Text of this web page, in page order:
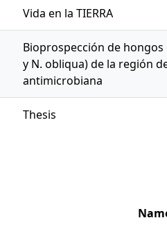
Vida en la TIERRA
Bioprospección de
y N. obliqua) de la región
antimicrobiana
Thesis